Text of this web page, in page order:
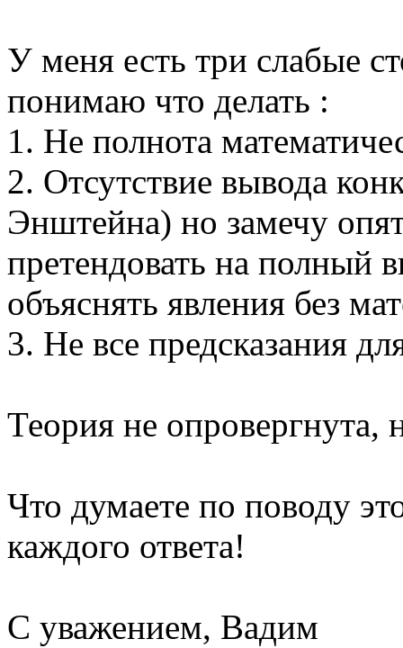
У меня есть три слабые
понимаю что делать :
1. Не полнота
2. Отсутствие вывода
Энштейна) но замечу
претендовать на полный
объяснять явления без
3. Не все предсказания
Теория не опровергнута,
Что думаете по поводу
каждого ответа!
С уважением, Вадим